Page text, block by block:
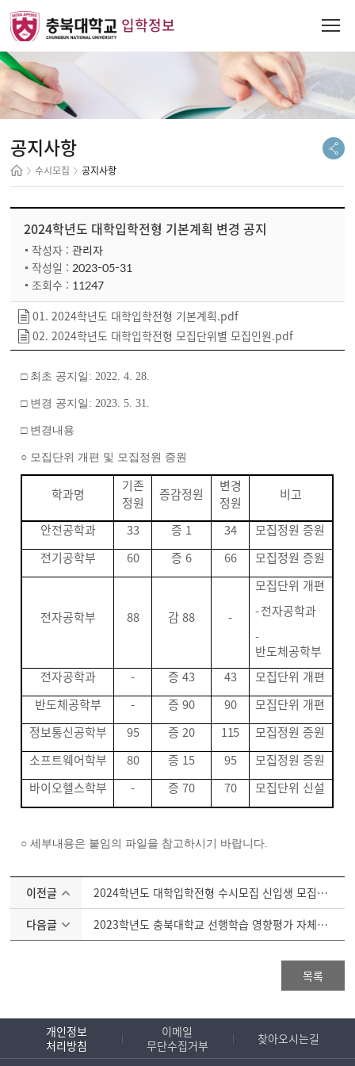
입학정보
공지사항
수시모집 공지사항
2024학년도 대학입학전형 기본계획 변경 공지
작성자 :관리자
작성일 :2023-05-31
조회수 : 11247
01. 2024학년도 대학입학전형 기본계획.pdf
02. 2024학년도 대학입학전형 모집단위별 모집인원.pdf
□ 최초 공지일 : 2022. 4. 28.
□ 변경 공지일 : 2023. 5. 31.
□ 변경내용
○ 모집단위 개편 및 모집정원 증원
학과명
기존
정원
증감정원
변경
정원
비고
안전공학과 33 증 1 34
모집정원 증원
전기공학부
60 증6 66 모집정원 증원
전자공학부 88 감88 -
모집단위 개편
-전자공학과
-
반도체공학부
전자공학과
- 증43 43
모집단위 개편
반도체공학부
- 증90 90
모집단위 개편
정보통신공학부
95 증20 115
모집정원 증원
소프트웨어학부
80 증 15 95
모집정원 증원
바이오헬스학부
- 증70 70 모집단위 신설
○세부내용은 붙임의 파일을 참고하시기 바랍니다.
이전글
2024학년도 대학입학전형 수시모집 신입생 모집요강 공고
다음글
2023학년도 충북대학교 선행학습 영향평가 자체평가보고서 공개
목록
개인정보
처리방침
이메일
무단수집거부
찾아오시는길